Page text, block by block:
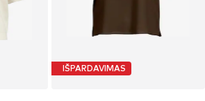
IŠPARDAVIMAS